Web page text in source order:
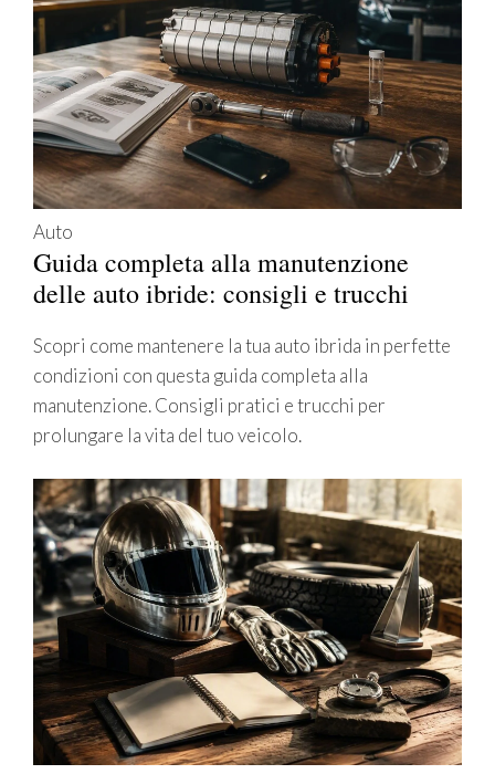
Auto
Guida completa alla manutenzione
delle auto ibride: consigli e trucchi
Scopri come mantenere la tua auto ibrida in perfette
condizioni con questa guida completa alla
manutenzione. Consigli pratici e trucchi per
prolungare la vita del tuo veicolo.